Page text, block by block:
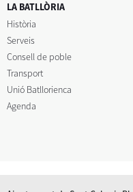
LA BATLLÒRIA
Història
Serveis
Consell de poble
Transport
Unió Batllorienca
Agenda